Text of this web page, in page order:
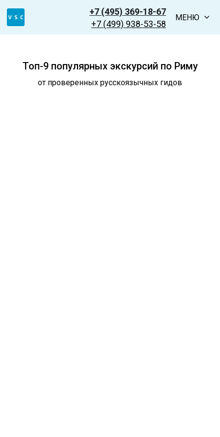
+7 (495) 369-18-67
+7 (499) 938-53-58
МЕНЮ
Топ-9 популярных экскурсий по Риму
от проверенных русскоязычных гидов